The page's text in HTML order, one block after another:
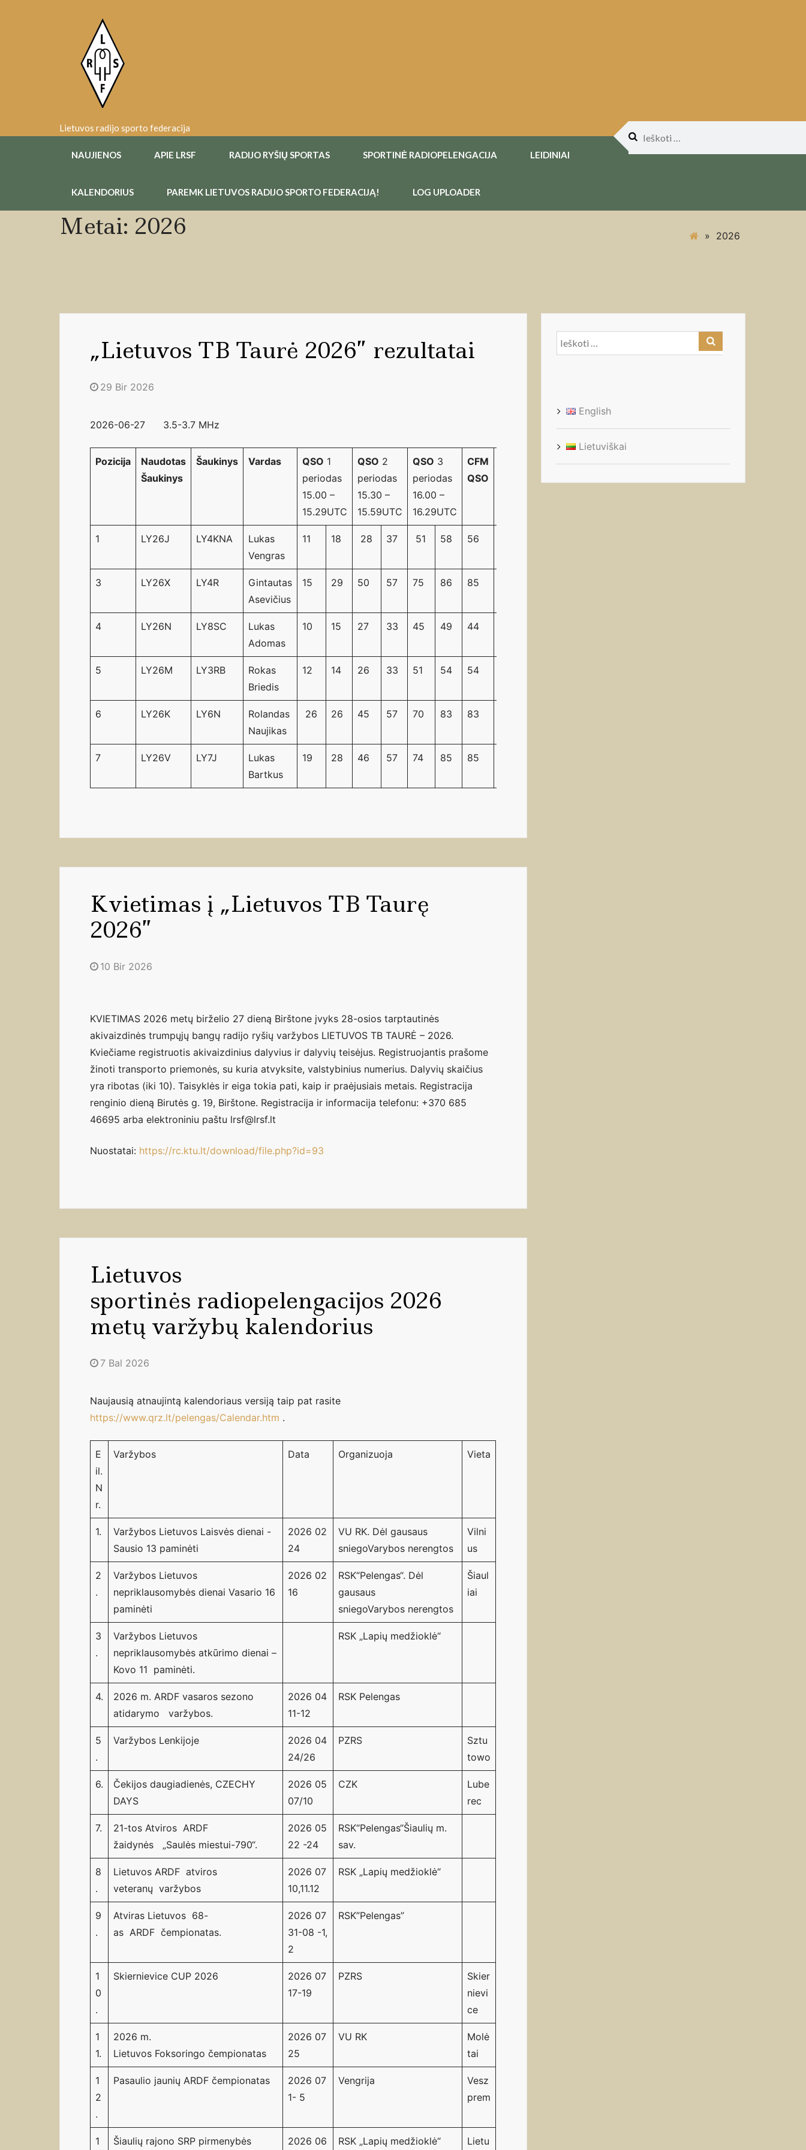
Lietuvos radijo sporto federacija
NAUJIENOS APIE LRSF RADIJO RYŠIŲ SPORTAS SPORTINĖ RADIOPELENGACIJA LEIDINIAI
KALENDORIUS PAREMK LIETUVOS RADIJO SPORTO FEDERACIJĄ! LOG UPLOADER
Ieškoti:
Metai: 2026 » 2026
„Lietuvos TB Taurė 2026” rezultatai
29 Bir 2026
2026-06-27 3.5-3.7 MHz
Pozicija
Naudotas
Šaukinys
Šaukinys Vardas QSO 1
periodas
15.00 –
15.29UTC
QSO 2
periodas
15.30 –
15.59UTC
QSO 3
periodas
16.00 –
16.29UTC
CFM
QSO
1 LY26J LY4KNA
Lukas
Vengras
11 18 28 37 51 58 56
3 LY26X LY4R
Gintautas
Asevičius
15 29 50 57 75 86 85
4 LY26N LY8SC
Lukas
Adomas
10 15 27 33 45 49 44
5 LY26M LY3RB
Rokas
Briedis
12 14 26 33 51 54 54
6 LY26K LY6N
Rolandas
Naujikas
26 26 45 57 70 83 83
7 LY26V LY7J
Lukas
Bartkus
19 28 46 57 74 85 85
Kvietimas į „Lietuvos TB Taurę
2026”
10 Bir 2026
KVIETIMAS 2026 metų birželio 27 dieną Birštone įvyks 28-osios tarptautinės
akivaizdinės trumpųjų bangų radijo ryšių varžybos LIETUVOS TB TAURĖ – 2026.
Kviečiame registruotis akivaizdinius dalyvius ir dalyvių teisėjus. Registruojantis prašome
žinoti transporto priemonės, su kuria atvyksite, valstybinius numerius. Dalyvių skaičius
yra ribotas (iki 10). Taisyklės ir eiga tokia pati, kaip ir praėjusiais metais. Registracija
renginio dieną Birutės g. 19, Birštone. Registracija ir informacija telefonu: +370 685
46695 arba elektroniniu paštu lrsf@lrsf.lt
Nuostatai: https://rc.ktu.lt/download/file.php?id=93
Lietuvos
sportinės radiopelengacijos 2026
metų varžybų kalendorius
7 Bal 2026
Naujausią atnaujintą kalendoriaus versiją taip pat rasite
https://www.qrz.lt/pelengas/Calendar.htm .
E
il.
N
r.
Varžybos Data Organizuoja Vieta
1.
Varžybos Lietuvos Laisvės dienai -
Sausio 13 paminėti
2026 02
24
VU RK. Dėl gausaus
sniegoVarybos nerengtos
Vilni
us
2
.
Varžybos Lietuvos
nepriklausomybės dienai Vasario 16
paminėti
2026 02
16
RSK“Pelengas“. Dėl
gausaus
sniegoVarybos nerengtos
Šiaul
iai
3
.
Varžybos Lietuvos
nepriklausomybės atkūrimo dienai –
Kovo 11 paminėti.
RSK „Lapių medžioklė“
4.
2026 m. ARDF vasaros sezono
atidarymo varžybos.
2026 04
11-12
RSK Pelengas
5
.
Varžybos Lenkijoje
2026 04
24/26
PZRS
Sztu
towo
6.
Čekijos daugiadienės, CZECHY
DAYS
2026 05
07/10
CZK
Lube
rec
7.
21-tos Atviros ARDF
žaidynės „Saulės miestui-790“.
2026 05
22 -24
RSK“Pelengas“Šiaulių m.
sav.
8
.
Lietuvos ARDF atviros
veteranų varžybos
2026 07
10,11.12
RSK „Lapių medžioklė“
9
.
Atviras Lietuvos 68-
as ARDF čempionatas.
2026 07
31-08 -1,
2
RSK”Pelengas”
1
0
.
Skiernievice CUP 2026
2026 07
17-19
PZRS
Skier
nievi
ce
1
1.
2026 m.
Lietuvos Foksoringo čempionatas
2026 07
25
VU RK
Molė
tai
1
2
.
Pasaulio jaunių ARDF čempionatas
2026 07
1- 5
Vengrija
Vesz
prem
1 Šiaulių rajono SRP pirmenybės 2026 06 RSK „Lapių medžioklė“ Lietu
Ieškoti:
English
Lietuviškai